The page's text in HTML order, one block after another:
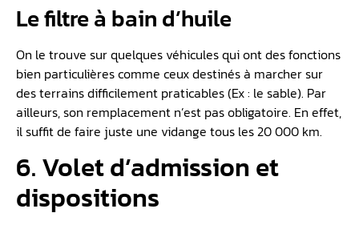
Le filtre à bain d’huile
On le trouve sur quelques véhicules qui ont des fonctions
bien particulières comme ceux destinés à marcher sur
des terrains difficilement praticables (Ex : le sable). Par
ailleurs, son remplacement n’est pas obligatoire. En effet,
il suffit de faire juste une vidange tous les 20 000 km.
6. Volet d’admission et
dispositions